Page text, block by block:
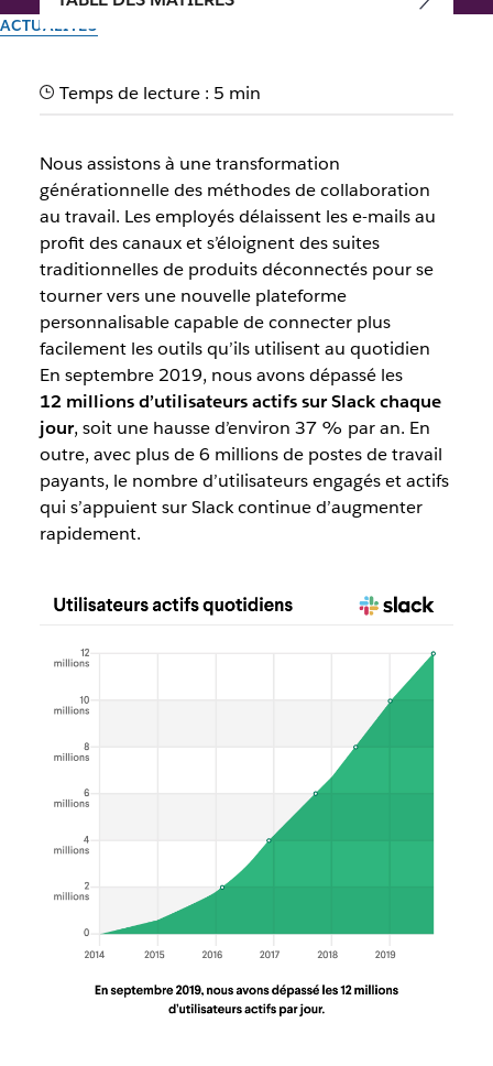
ACTUALITÉS
Engagement utilisateur :
Nous vous expliquons comment nous faisons pour
développer une plateforme qui favorise un réel
engagement, comme le montrent les plus de 5 milliards
d’actions réalisées chaque semaine par nos clients dans
Slack.
Auteur : Brian Elliott, VP & General Manager of Platform
10 octobre 2019
Temps de lecture : 5 min
Nous assistons à une transformation
générationnelle des méthodes de collaboration
au travail. Les employés délaissent les e-mails au
profit des canaux et s’éloignent des suites
traditionnelles de produits déconnectés pour se
tourner vers une nouvelle plateforme
personnalisable capable de connecter plus
facilement les outils qu’ils utilisent au quotidien
En septembre 2019, nous avons dépassé les
12 millions d’utilisateurs actifs sur Slack chaque
jour, soit une hausse d’environ 37 % par an. En
outre, avec plus de 6 millions de postes de travail
payants, le nombre d’utilisateurs engagés et actifs
qui s’appuient sur Slack continue d’augmenter
rapidement.